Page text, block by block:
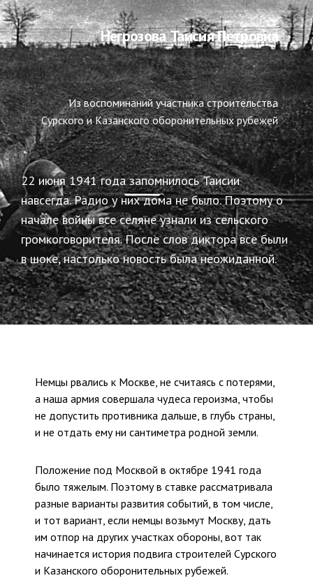
Негрозова Таисия Петровна
Из воспоминаний участника строительства
Сурского и Казанского оборонительных рубежей
22 июня 1941 года запомнилось Таисии
навсегда. Радио у них дома не было. Поэтому о
начале войны все селяне узнали из сельского
громкоговорителя. После слов диктора все были
в шоке, настолько новость была неожиданной.
Немцы рвались к Москве, не считаясь с потерями,
а наша армия совершала чудеса героизма, чтобы
не допустить противника дальше, в глубь страны,
и не отдать ему ни сантиметра родной земли.
Положение под Москвой в октябре 1941 года
было тяжелым. Поэтому в ставке рассматривала
разные варианты развития событий, в том числе,
и тот вариант, если немцы возьмут Москву, дать
им отпор на других участках обороны, вот так
начинается история подвига строителей Сурского
и Казанского оборонительных рубежей.